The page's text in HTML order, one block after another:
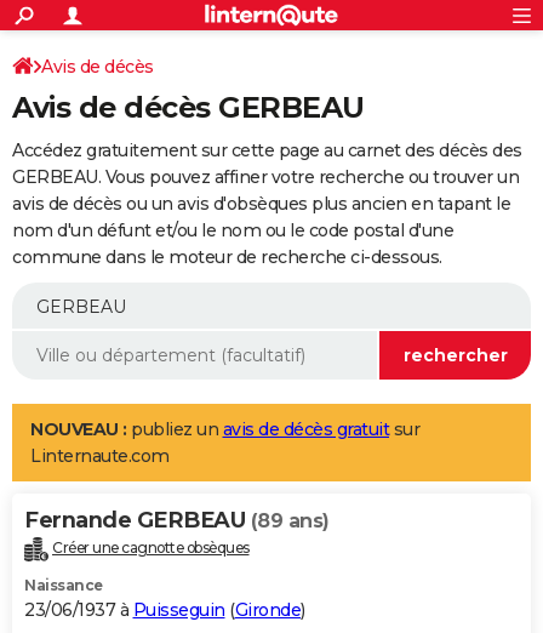
ACTUALITÉS
Politique
Société
Faits Divers
Education
Monde
Villes
+
SPORT
Coupe du monde 2026
Football
Tennis
Cyclisme
Rugby
Forum
Programme TV
TNT
Streaming
Cinéma
Sorties cinéma
Musique
+
FINANCE
Retraite
Epargne
Immobilier
Risques naturels par ville
Banque
Assurance
AUTO
Essais
Réserver un essai
Citadines
Berlines
SUV
Forum auto
+
Mobiles
Meilleur smartphone
Internet
Ordinateurs
Jeux vidéo
Guide high-tech
Aménagement intérieur
LIFESTYLE
Art de vivre
Bien-être
Loisirs
Mode
Modes de vie
Alimentation
Guide de la santé
Maladies
Médicaments
Sommeil
VOYAGE
Destinations
City break
Voyage nature
Voyage de noces
Forum
Climat
+PHOTO
GUIDES D'ACHAT
Avis de décès
Avis de décès GERBEAU
Accédez gratuitement sur cette page au carnet des décès des
GERBEAU. Vous pouvez affiner votre recherche ou trouver un
avis de décès ou un avis d'obsèques plus ancien en tapant le
nom d'un défunt et/ou le nom ou le code postal d'une
commune dans le moteur de recherche ci-dessous.
NOUVEAU : publiez un avis de décès gratuitsur
Linternaute.com
Fernande GERBEAU (89 ans)
Créer une cagnotte obsèques
Naissance
23/06/1937 à Puisseguin (Gironde)